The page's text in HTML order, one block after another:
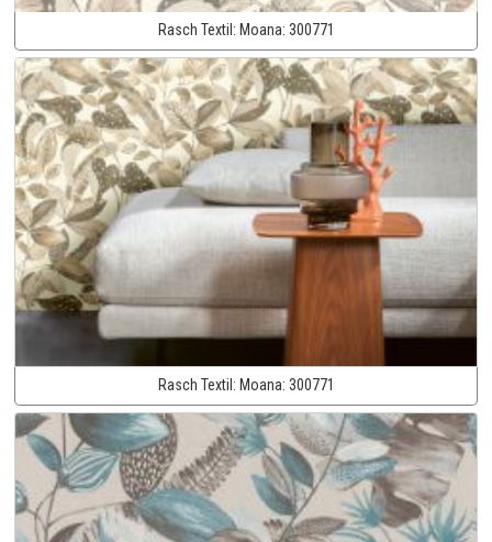
Rasch Textil: Moana: 300771
Rasch Textil: Moana: 300771